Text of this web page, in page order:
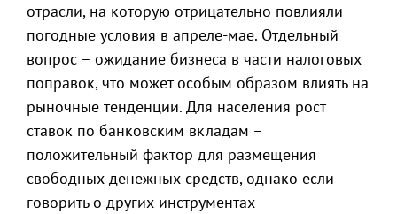
отрасли, на которую отрицательно повлияли
погодные условия в апреле-мае. Отдельный
вопрос – ожидание бизнеса в части налоговых
поправок, что может особым образом влиять на
рыночные тенденции. Для населения рост
ставок по банковским вкладам –
положительный фактор для размещения
свободных денежных средств, однако если
говорить о других инструментах